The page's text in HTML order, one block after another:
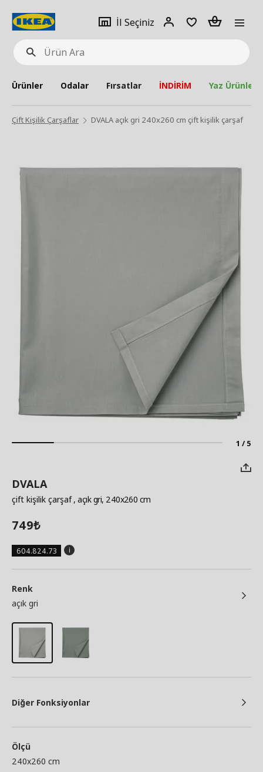
Ürün
Ara
İl Seçiniz
Giriş
Adet
Ürünler Odalar Fırsatlar İNDİRİM Yaz Ürünleri
Çift Kişilik Çarşaflar DVALA açık gri 240x260 cm çift kişilik çarşaf
1 / 5
DVALA
çift kişilik çarşaf, açık gri, 240x260 cm
749₺
604.824.73
Renk
açık gri
Diğer Fonksiyonlar
Ölçü
240x260 cm